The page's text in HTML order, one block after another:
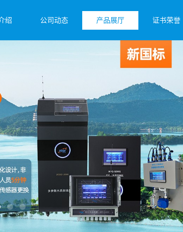
绍 公司动态 产品展厅 证书荣誉